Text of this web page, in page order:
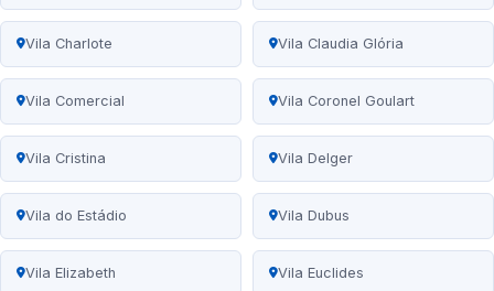
Vila Charlote Vila Claudia Glória
Vila Comercial Vila Coronel Goulart
Vila Cristina Vila Delger
Vila do Estádio Vila Dubus
Vila Elizabeth Vila Euclides